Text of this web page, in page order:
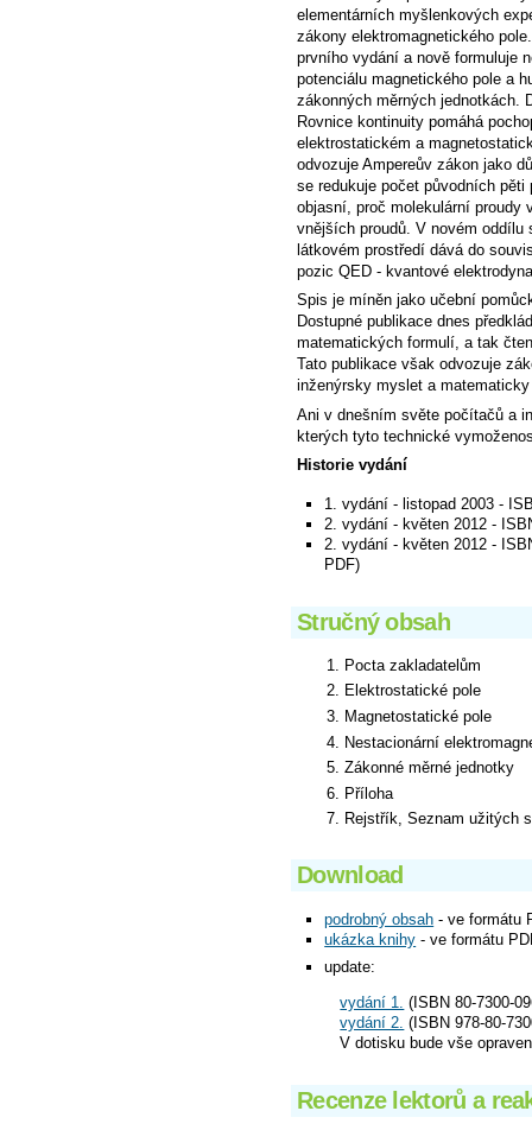
elementárních myšlenkových
zákony elektromagnetického
prvního vydání a nově formuluje
potenciálu magnetického pole a
zákonných měrných jednotkách.
Rovnice kontinuity pomáhá
elektrostatickém a
odvozuje Ampereův zákon jako
se redukuje počet původních
objasní, proč molekulární proudy
vnějších proudů. V novém
látkovém prostředí dává do
pozic QED - kvantové
Spis je míněn jako učební
Dostupné publikace dnes
matematických formulí, a tak
Tato publikace však odvozuje
inženýrsky myslet a
Ani v dnešním světe počítačů a
kterých tyto technické
Historie vydání
1. vydání - listopad 2003 -
2. vydání - květen 2012 -
2. vydání - květen 2012 -
PDF)
Stručný obsah
Pocta zakladatelům
Elektrostatické pole
Magnetostatické pole
Nestacionární
Zákonné měrné jednotky
Příloha
Rejstřík, Seznam užitých
Download
podrobný obsah - ve formátu
ukázka knihy - ve formátu
update:
vydání 1. (ISBN 80-7300-
vydání 2. (ISBN 978-80-
V dotisku bude vše
Recenze lektorů a